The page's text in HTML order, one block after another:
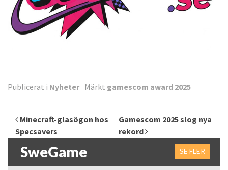
Publicerat i Nyheter Märkt gamescom award 2025
Inläggsnavigering
Minecraft-glasögon hos
Specsavers
Gamescom 2025 slog nya
rekord
SweGame SE FLER